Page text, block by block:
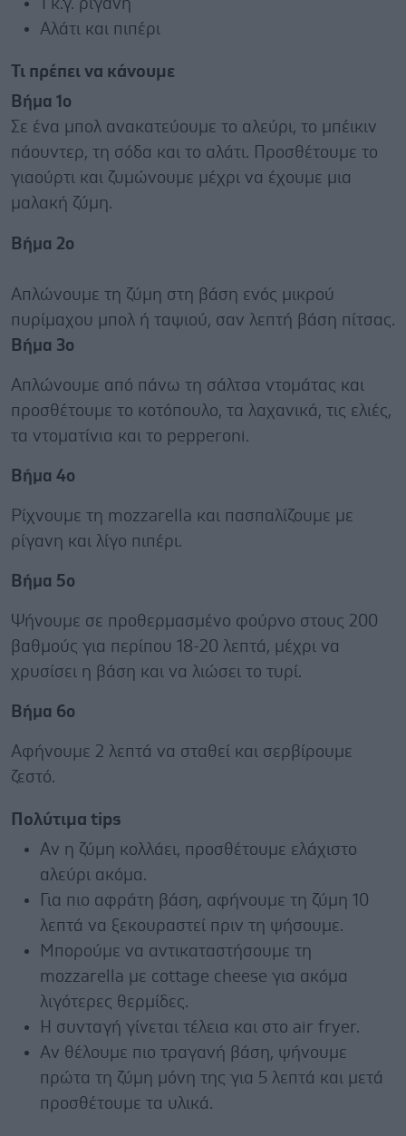
1 κ.γ. ρίγανη
Αλάτι και πιπέρι
Τι πρέπει να κάνουμε
Βήμα 1ο
Σε ένα μπολ ανακατεύουμε το αλεύρι, το μπέικιν
πάουντερ, τη σόδα και το αλάτι. Προσθέτουμε το
γιαούρτι και ζυμώνουμε μέχρι να έχουμε μια
μαλακή ζύμη.
Βήμα 2ο
Απλώνουμε τη ζύμη στη βάση ενός μικρού
πυρίμαχου μπολ ή ταψιού, σαν λεπτή βάση πίτσας.
Βήμα 3ο
Απλώνουμε από πάνω τη σάλτσα ντομάτας και
προσθέτουμε το κοτόπουλο, τα λαχανικά, τις ελιές,
τα ντοματίνια και το pepperoni.
Βήμα 4ο
Ρίχνουμε τη mozzarella και πασπαλίζουμε με
ρίγανη και λίγο πιπέρι.
Βήμα 5ο
Ψήνουμε σε προθερμασμένο φούρνο στους 200
βαθμούς για περίπου 18-20 λεπτά, μέχρι να
χρυσίσει η βάση και να λιώσει το τυρί.
Βήμα 6ο
Αφήνουμε 2 λεπτά να σταθεί και σερβίρουμε
ζεστό.
Πολύτιμα tips
Αν η ζύμη κολλάει, προσθέτουμε ελάχιστο
αλεύρι ακόμα.
Για πιο αφράτη βάση, αφήνουμε τη ζύμη 10
λεπτά να ξεκουραστεί πριν τη ψήσουμε.
Μπορούμε να αντικαταστήσουμε τη
mozzarella με cottage cheese για ακόμα
λιγότερες θερμίδες.
Η συνταγή γίνεται τέλεια και στο air fryer.
Αν θέλουμε πιο τραγανή βάση, ψήνουμε
πρώτα τη ζύμη μόνη της για 5 λεπτά και μετά
προσθέτουμε τα υλικά.